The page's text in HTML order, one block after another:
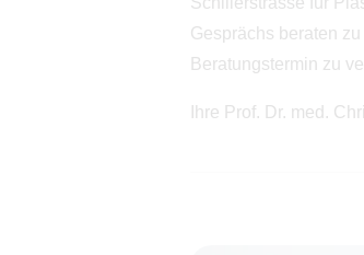
Gesprächs beraten
Beratungstermin zu
Ihre Prof. Dr. med.